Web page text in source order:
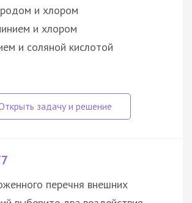
и хлором
и хлором
и соляной кислотой
перечня внешних